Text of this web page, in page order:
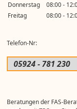
Donnerstag
08:00 -
Freitag
08:00 -
Telefon-Nr:
05924 - 781 230
Beratungen der FAS-